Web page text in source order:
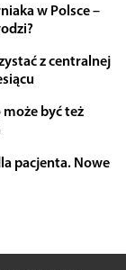
w Polsce –
z centralnej
być też
pacjenta. Nowe